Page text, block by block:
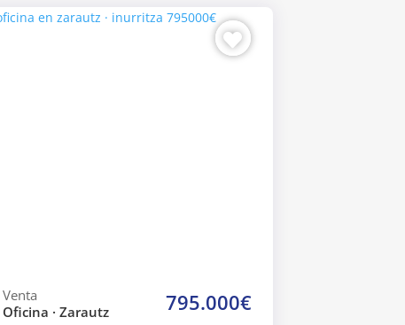
Venta
Oficina · Zarautz
795.000€